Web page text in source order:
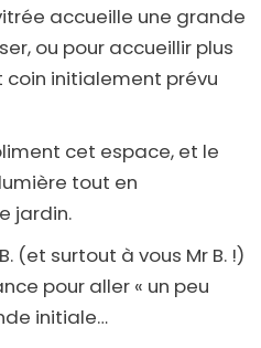
accueille une grande
ou pour accueillir plus
initialement prévu
cet espace, et le
tout en
jardin.
(et surtout à vous Mr B. !)
pour aller « un peu
initiale…